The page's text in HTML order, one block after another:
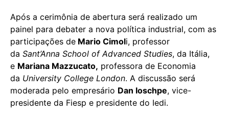
Após a cerimônia de abertura será realizado um
painel para debater a nova política industrial, com as
participações de Mario Cimoli, professor
da Sant’Anna School of Advanced Studies, da Itália,
e Mariana Mazzucato, professora de Economia
da University College London. A discussão será
moderada pelo empresário Dan Ioschpe, vice-
presidente da Fiesp e presidente do Iedi.